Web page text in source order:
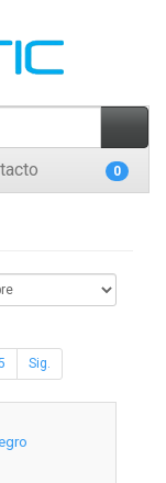
0
Sig.